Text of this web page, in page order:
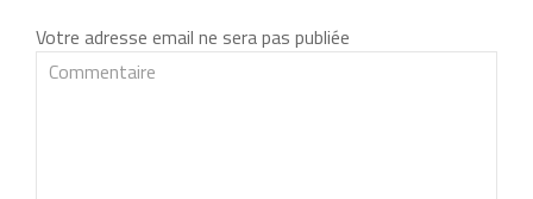
Votre adresse email ne sera pas publiée